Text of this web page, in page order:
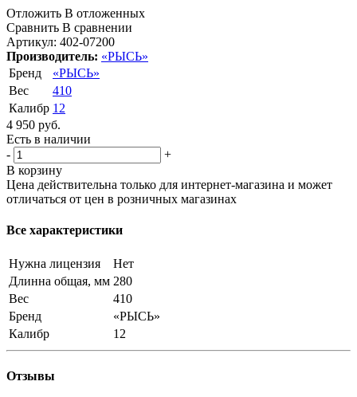
Отложить В отложенных
Сравнить В сравнении
Артикул: 402-07200
Производитель: «РЫСЬ»
Бренд
«РЫСЬ»
Вес
410
Калибр 12
4 950 руб.
Есть в наличии
-
+
В корзину
Цена действительна только для интернет-магазина и может
отличаться от цен в розничных магазинах
Все характеристики
Нужна лицензия
Нет
Длинна общая, мм 280
Вес
410
Бренд
«РЫСЬ»
Калибр
12
Отзывы